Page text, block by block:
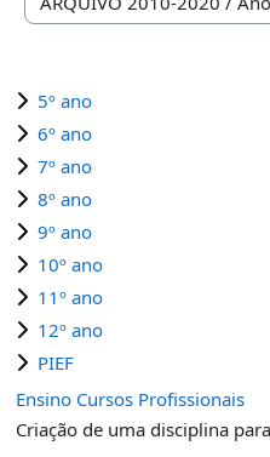
Categorias de disciplinas
5º ano
6º ano
7º ano
8º ano
9º ano
10º ano
11º ano
12º ano
PIEF
Ensino Cursos Profissionais
Criação de uma disciplina